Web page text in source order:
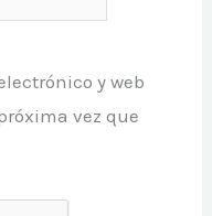
y web
vez que